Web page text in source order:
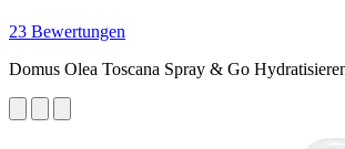
23 Bewertungen
Domus Olea Toscana Spray & Go